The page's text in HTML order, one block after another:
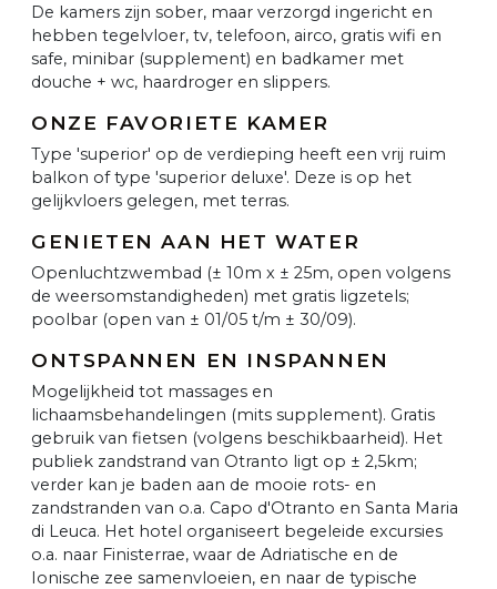
De kamers zijn sober, maar verzorgd ingericht en
hebben tegelvloer, tv, telefoon, airco, gratis wifi en
safe, minibar (supplement) en badkamer met
douche + wc, haardroger en slippers.
ONZE FAVORIETE KAMER
Type 'superior' op de verdieping heeft een vrij ruim
balkon of type 'superior deluxe'. Deze is op het
gelijkvloers gelegen, met terras.
GENIETEN AAN HET WATER
Openluchtzwembad (± 10m x ± 25m, open volgens
de weersomstandigheden) met gratis ligzetels;
poolbar (open van ± 01/05 t/m ± 30/09).
ONTSPANNEN EN INSPANNEN
Mogelijkheid tot massages en
lichaamsbehandelingen (mits supplement). Gratis
gebruik van fietsen (volgens beschikbaarheid). Het
publiek zandstrand van Otranto ligt op ± 2,5km;
verder kan je baden aan de mooie rots- en
zandstranden van o.a. Capo d'Otranto en Santa Maria
di Leuca. Het hotel organiseert begeleide excursies
o.a. naar Finisterrae, waar de Adriatische en de
Ionische zee samenvloeien, en naar de typische